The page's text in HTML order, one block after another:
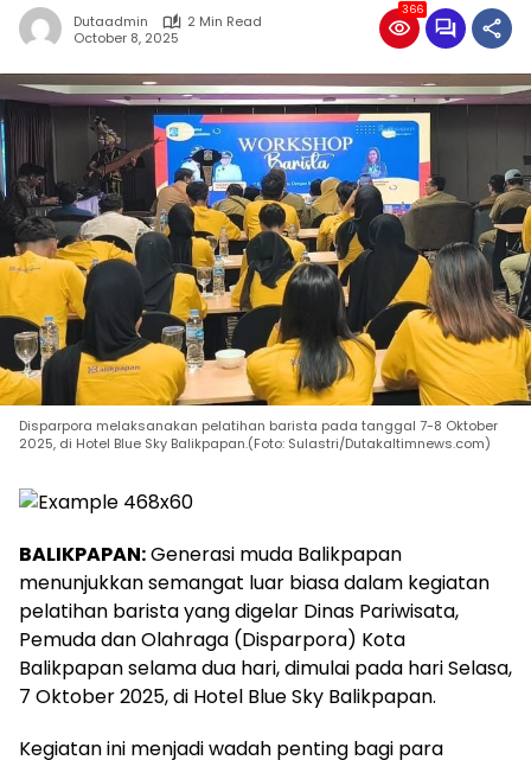
Dutaadmin
2 Min Read
October 8, 2025
366
Disparpora melaksanakan pelatihan barista pada tanggal 7-8 Oktober
2025, di Hotel Blue Sky Balikpapan.(Foto: Sulastri/Dutakaltimnews.com)
BALIKPAPAN:Generasi muda Balikpapan
menunjukkan semangat luar biasa dalam kegiatan
pelatihan barista yang digelar Dinas Pariwisata,
Pemuda dan Olahraga (Disparpora) Kota
Balikpapan selama dua hari, dimulai pada hari Selasa,
7 Oktober 2025, di Hotel Blue Sky Balikpapan.
Kegiatan ini menjadi wadah penting bagi para